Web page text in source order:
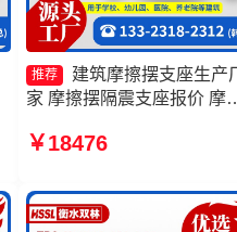
推荐
建筑摩擦摆支座生产
家 摩擦摆隔震支座报价 摩
3.81价格 建筑减隔震摩擦
￥18476